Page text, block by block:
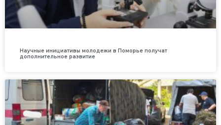
Научные инициативы молодежи в Поморье получат
дополнительное развитие